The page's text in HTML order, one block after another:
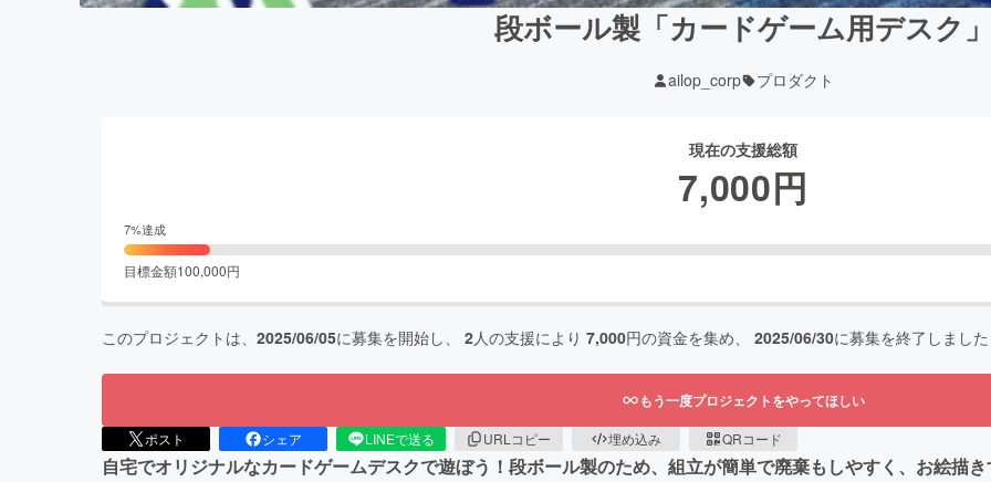
段ボール製「カードゲーム用デスク
ailop_corp プロダクト
現在の支援総額
7,000円
7%達成
目標金額100,000円
このプロジェクトは、 2025/06/05に募集を開始し、 2人の支援により 7,000円の資金を集め、 2025/06/30に募集を終了しました
もう一度プロジェクトをやってほしい
ポスト シェア LINEで送る URLコピー 埋め込み QRコード
自宅でオリジナルなカードゲームデスクで遊ぼう！段ボール製のため、組立が簡単で廃棄もしやすく、お絵描